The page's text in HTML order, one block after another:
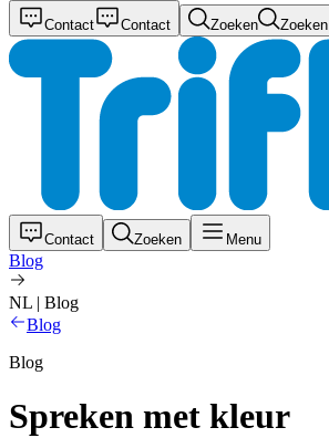
Contact Contact Zoeken Zoeken
Contact Zoeken Menu
Blog
NL | Blog
Blog
Blog
Spreken met kleur